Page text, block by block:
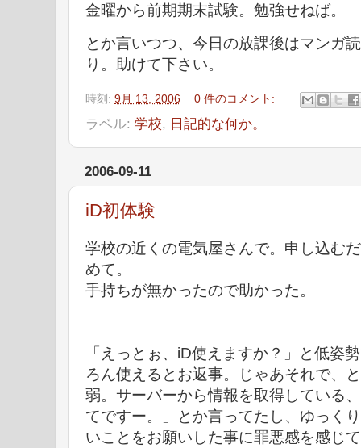
金曜から前期期末試験。勉強せねば。
とか言いつつ、今日の放課後はマンガ
り。助けて下さい。
時刻: 9月 13, 2006 0 件のコメント:
ラベル: 学校, 日記的な何か。
2006-09-11
iD初体験
学校の近くの電気屋さんで。申し込む
めて。
手持ちが無かったので助かった。
「えっとぉ、iD使えますか？」と低姿
ろん使えるとお返事。じゃあそれで、
弱。サーバーから情報を取得している
てですー。」とか言ってたし、ゆっく
いことをお願いした事に罪悪感を感じ